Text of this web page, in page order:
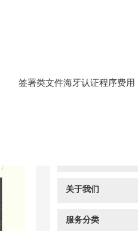
签署类文件海牙认证程序费用
关于我们
服务分类